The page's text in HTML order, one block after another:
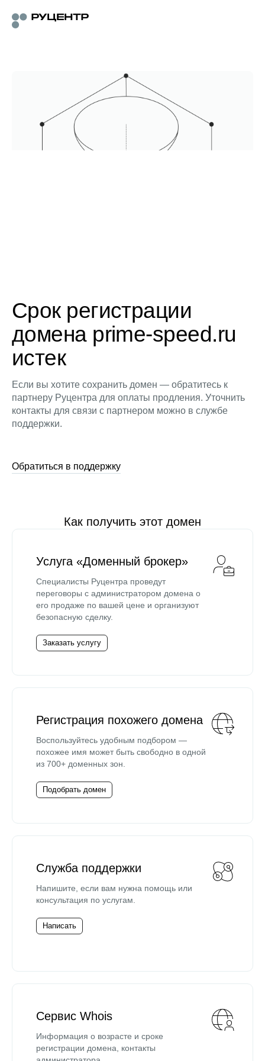
Срок регистрации
домена prime-speed.ru
истек
Если вы хотите сохранить домен — обратитесь к
партнеру Руцентра для оплаты продления. Уточнить
контакты для связи с партнером можно в службе
поддержки.
Обратиться в поддержку
Как получить этот домен
Услуга «Доменный брокер»
Специалисты Руцентра проведут
переговоры с администратором домена о
его продаже по вашей цене и организуют
безопасную сделку.
Заказать услугу
Регистрация похожего домена
Воспользуйтесь удобным подбором —
похожее имя может быть свободно в одной
из 700+ доменных зон.
Подобрать домен
Служба поддержки
Напишите, если вам нужна помощь или
консультация по услугам.
Написать
Сервис Whois
Информация о возрасте и сроке
регистрации домена, контакты